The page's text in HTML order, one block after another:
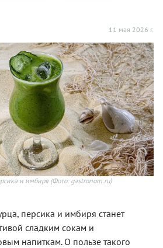
11 мая 2026 г.
и имбиря (Фото: gastronom.ru)
персика и имбиря станет
сладким сокам и
напиткам. О пользе такого